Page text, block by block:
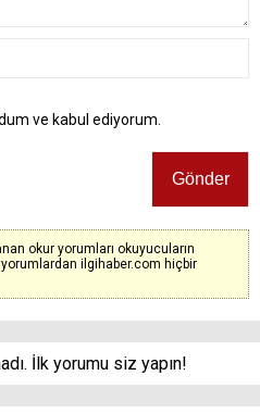
ve kabul ediyorum.
okur yorumları okuyucuların
ilgihaber.com hiçbir
İlk yorumu siz yapın!